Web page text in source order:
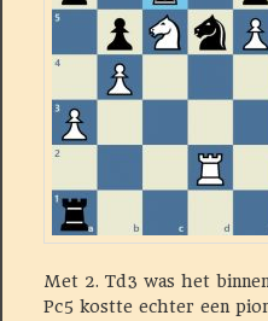
Met 2. Td3 was het
Pc5 kostte echter een